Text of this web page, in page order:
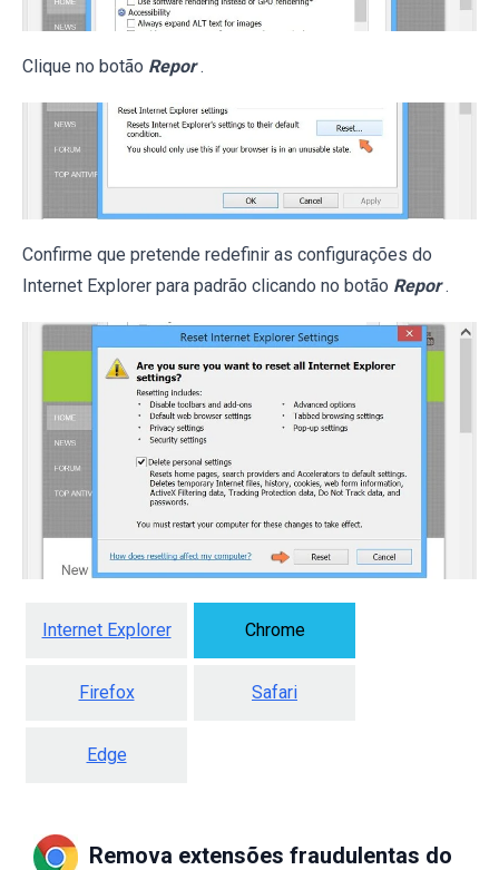
Clique no botão Repor .
Confirme que pretende redefinir as configurações do
Internet Explorer para padrão clicando no botão Repor .
Internet Explorer Chrome
Firefox Safari
Edge
Remova extensões fraudulentas do